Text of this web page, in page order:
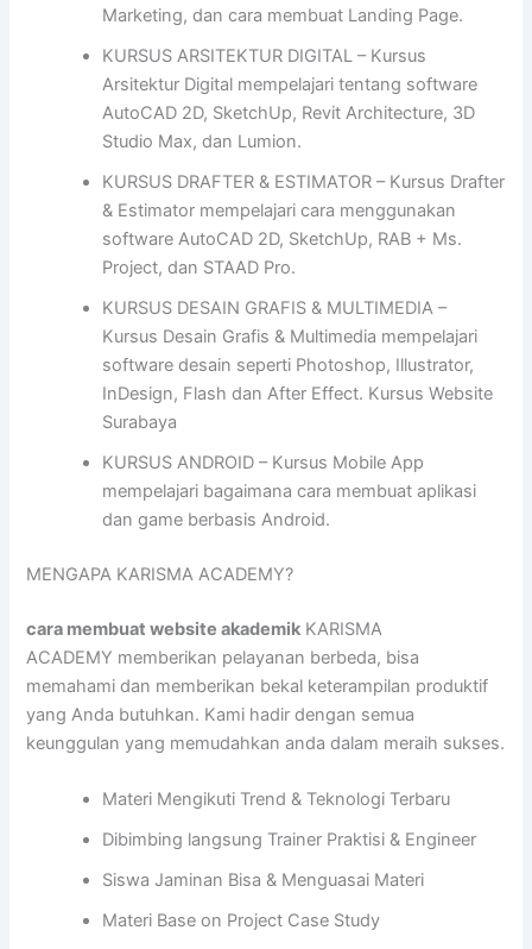
Marketing, dan cara membuat Landing Page.
KURSUS ARSITEKTUR DIGITAL – Kursus
Arsitektur Digital mempelajari tentang software
AutoCAD 2D, SketchUp, Revit Architecture, 3D
Studio Max, dan Lumion.
KURSUS DRAFTER & ESTIMATOR – Kursus Drafter
& Estimator mempelajari cara menggunakan
software AutoCAD 2D, SketchUp, RAB + Ms.
Project, dan STAAD Pro.
KURSUS DESAIN GRAFIS & MULTIMEDIA –
Kursus Desain Grafis & Multimedia mempelajari
software desain seperti Photoshop, Illustrator,
InDesign, Flash dan After Effect. Kursus Website
Surabaya
KURSUS ANDROID – Kursus Mobile App
mempelajari bagaimana cara membuat aplikasi
dan game berbasis Android.
MENGAPA KARISMA ACADEMY?
cara membuat website akademik KARISMA
ACADEMY memberikan pelayanan berbeda, bisa
memahami dan memberikan bekal keterampilan produktif
yang Anda butuhkan. Kami hadir dengan semua
keunggulan yang memudahkan anda dalam meraih sukses.
Materi Mengikuti Trend & Teknologi Terbaru
Dibimbing langsung Trainer Praktisi & Engineer
Siswa Jaminan Bisa & Menguasai Materi
Materi Base on Project Case Study